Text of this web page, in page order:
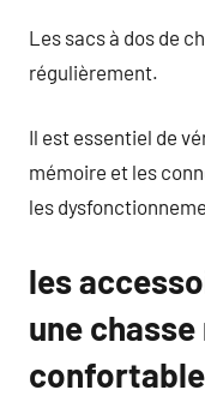
Les sacs à dos de
régulièrement.
Il est essentiel de
mémoire et les
les
les
une
confortable